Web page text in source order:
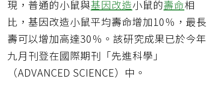
現，普通的小鼠與基因改造小鼠的壽命相
比，基因改造小鼠平均壽命增加10％，最長
壽可以增加高達30％。該研究成果已於今年
九月刊登在國際期刊「先進科學」
（ADVANCED SCIENCE）中。